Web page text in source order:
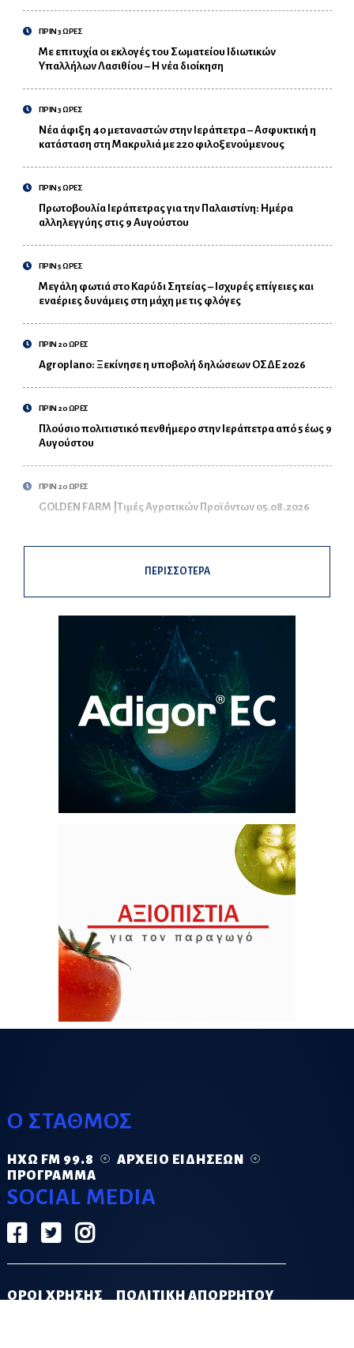
ΠΡΙΝ 3 ΩΡΕΣ
Με επιτυχία οι εκλογές του Σωματείου Ιδιωτικών
Υπαλλήλων Λασιθίου – Η νέα διοίκηση
ΠΡΙΝ 3 ΩΡΕΣ
Νέα άφιξη 40 μεταναστών στην Ιεράπετρα – Ασφυκτική η
κατάσταση στη Μακρυλιά με 220 φιλοξενούμενους
ΠΡΙΝ 5 ΩΡΕΣ
Πρωτοβουλία Ιεράπετρας για την Παλαιστίνη: Ημέρα
αλληλεγγύης στις 9 Αυγούστου
ΠΡΙΝ 5 ΩΡΕΣ
Μεγάλη φωτιά στο Καρύδι Σητείας – Ισχυρές επίγειες και
εναέριες δυνάμεις στη μάχη με τις φλόγες
ΠΡΙΝ 20 ΩΡΕΣ
Agroplano: Ξεκίνησε η υποβολή δηλώσεων ΟΣΔΕ 2026
ΠΡΙΝ 20 ΩΡΕΣ
Πλούσιο πολιτιστικό πενθήμερο στην Ιεράπετρα από 5 έως 9
Αυγούστου
ΠΡΙΝ 20 ΩΡΕΣ
GOLDEN FARM |Τιμές Αγροτικών Προϊόντων 05.08.2026
ΠΕΡΙΣΣΟΤΕΡΑ
Ο ΣΤΑΘΜΟΣ
ΗΧΏ FM 99.8
ΑΡΧΕΊΟ ΕΙΔΉΣΕΩΝ
ΠΡΌΓΡΑΜΜΑ
SOCIAL MEDIA
ΟΡΟΙ ΧΡΗΣΗΣ ΠΟΛΙΤΙΚΗ ΑΠΟΡΡΗΤΟΥ